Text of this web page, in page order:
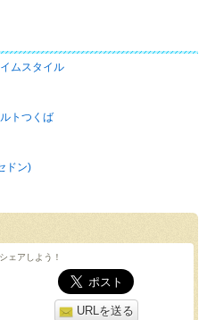
ムスタイル
トつくば
ドン)
ェアしよう！
URLを送る